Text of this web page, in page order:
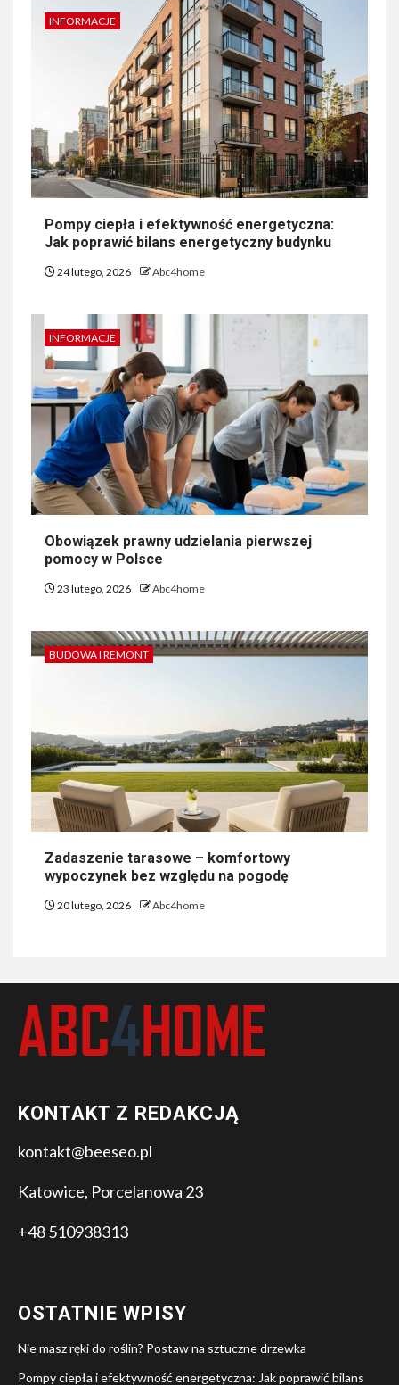
INFORMACJE
Pompy ciepła i efektywność energetyczna:
Jak poprawić bilans energetyczny budynku
24 lutego, 2026 Abc4home
INFORMACJE
Obowiązek prawny udzielania pierwszej
pomocy w Polsce
23 lutego, 2026 Abc4home
BUDOWA I REMONT
Zadaszenie tarasowe – komfortowy
wypoczynek bez względu na pogodę
20 lutego, 2026 Abc4home
KONTAKT Z REDAKCJĄ
kontakt@beeseo.pl
Katowice, Porcelanowa 23
+48 510938313
OSTATNIE WPISY
Nie masz ręki do roślin? Postaw na sztuczne drzewka
Pompy ciepła i efektywność energetyczna: Jak poprawić bilans